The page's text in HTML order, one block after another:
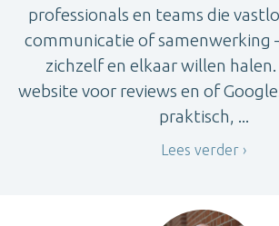
professionals en teams die
communicatie of
zichzelf en elkaar willen halen.
website voor reviews en of
praktisch, ...
Lees verder